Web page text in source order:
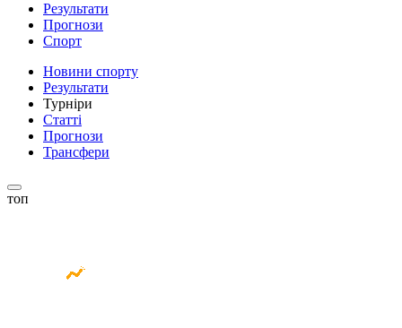
Результати
Прогнози
Спорт
Новини спорту
Результати
Турніри
Статті
Прогнози
Трансфери
топ